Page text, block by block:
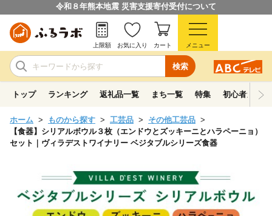
令和８年熊本地震 災害支援寄付受付について
検索
上限額 お気に入り カート メニュー
トップ ランキング 返礼品一覧 まち一覧 特集 初心者ガイド
ホーム ものから探す 工芸品
その他工芸品
【食器】シリアルボウル３枚（エンドウとズッキーニとハラペーニョ）
セット｜ヴィラデストワイナリー ベジタブルシリーズ食器